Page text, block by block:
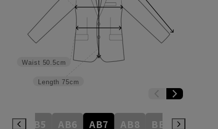
Length 75cm
Waist 50.5cm
AB5 AB6 AB7 AB8 BE3 BE4